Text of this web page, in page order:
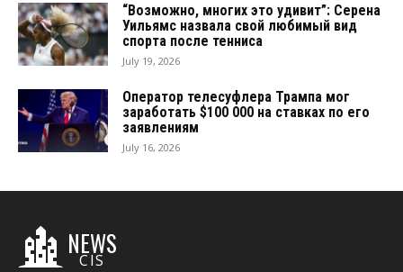
“Возможно, многих это удивит”: Серена
Уильямс назвала свой любимый вид
спорта после тенниса
July 19, 2026
Оператор телесуфлера Трампа мог
заработать $100 000 на ставках по его
заявлениям
July 16, 2026
NEWS
CIS